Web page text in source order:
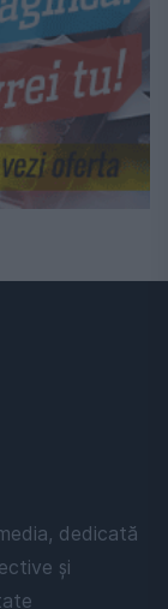
dedicată
și